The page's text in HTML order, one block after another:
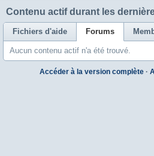
Contenu actif durant les
Fichiers d'aide Forums
Aucun contenu actif n'a été trouvé.
Accéder à la version complète·